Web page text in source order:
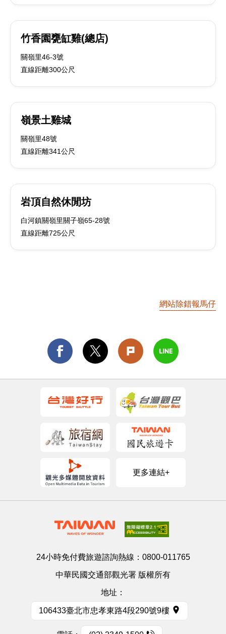
竹香園甕缸雞(總店)
關嶺里46-3號
直線距離300公尺
嶺景土雞城
關嶺里48號
直線距離341公尺
岩頂自然休閒坊
白河鎮關嶺里關子嶺65-28號
直線距離725公尺
網站除錯報馬仔
更多連結+
24小時免付費旅遊諮詢熱線： 0800-011765
中華民國交通部觀光署 版權所有
地址：
106433臺北市忠孝東路4段290號9樓